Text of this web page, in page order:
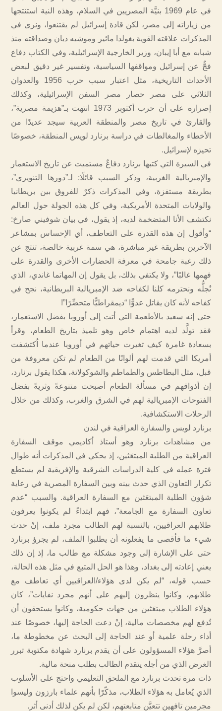
في عام 1969 بنيَّة المصريين في السلام، وهذه النية استنتجها
من زياراته إلى مصر، لكن قادة إسرائيل لم يقتنعوا، ونرى في
المذكرات علاقته القوية بغولدا مائير وموشيه ديان وصداقته منذ
شبابه مع أبا إيبان، وزير الخارجية الإسرائيلية، وفي الكتاب دفاع
فجٌّ عن إسرائيل ومواقفها السياسية، وتفسير غير دقيق لبعض
الأحداث التاريخية، مثل اعتبار سبب حرب 1956 والعدوان
الثلاثي على مصر حصار مصر السفن الإسرائيلية، وكذلك
إصراره على أن حرب أكتوبر 1973 انتهت بـ”هزيمة مصرية”،
والقارئ في تاريخ مصر والمنطقة العربية سيجد عديدًا من
الأخطاء والمغالطات في دراسة برنارد لويس المنطقة، خصوصًا
تحيزه لإسرائيل.
في السيرة التي كتبها برنارد دفاعٌ مستميت عن تاريخ الاستعمار
والإمبريالية الغربية، وذكر السبب قائلًا: لـ”دورها التنويري”،
بطريقة مستفزة، وفي المذكرات ذكرٌ للفروق بين بريطانيا
والولايات المتحدة الأمريكية، وفي كل هذه الجولة حول العالم
نكتشف الأنا المتضخمة لديه، إذ يقول، في بيان شوفيني صارخ:
“وأقول إن هذه القدرة على التعاطف، أي الإحساس بمشاعر
الآخرين بطريقة غير مباشرة، هي سمة غربية خالصة، تنتج عن
ذلك رغبة جامحة في معرفة الحضارات الأخرى والقدرة على
فهمها غالبًا”، ولا يكتفي بذلك، بل يقول إن المهاتما غاندي، الذي
نُجلُّه ونحترمه كلنا لكفاحه ضد الإمبريالية البريطانية، نجح في
كفاحه لأنه كان يقاتل عدوًّا “ديمقراطيًّا متحضِّرًا”!
حتى إنه سعيد بالأطعمة التي أتت إلى أوروبا بفضل الاستعمار،
فقد تولَّد لديه اهتمام خاص وهو تلميذ بتاريخ الطعام، وقرأ
بسعادة غامرة كيف تغيرت حياتهم في أوروبا عندما اُكتشفت
أمريكا التي قدمت لهم ألوانًا من الطعام لم تكن معروفة من
قبل، مثل البطاطس والطماطم والشوكولاتة، هكذا يقول برنارد،
إن أذواقهم في مسألة الطعام أصبحت متنوعةً وثريةً بفضل
الفتوحات الإمبريالية لهم في الشرق والغرب، وكذلك من خلال
الرحلات الاستكشافية.
برنارد لويس والسفارة العراقية في لندن
من مشاهدات برنارد وهو أستاذ أكاديمي موقف السفارة
العراقية من الطلبة المبتعَثين، إذ يحكي في المذكرات أنه طوال
فترة عمله في كلية الدراسات الشرقية والإفريقية لم يستطع
تكرار التعاون الذي حدث بينه وبين السفارة المصرية في رعاية
شؤون الطلبة المبتعَثين مع السفارة العراقية. والسبب “عدم
تعاون السفارة مع الجامعة”، فهم ابتداءً لم يكونوا يعرفون
طلابهم العراقيين، بالنسبة لهم الطالب مجرد ملف، إنْ حدث
شيء ما فأقصى ما يفعلونه أن يطلبوا الملف، لم يجرؤ برنارد
حتى على الإشارة إلى وجود مشكلة مع طالب ما، إذ إن ذلك
يعني إعادته إلى بغداد، وهذا هو الحل المتبع في مثل هذه الحالة،
حسب قوله، “لم يكن لدى هؤلاء/العراقيين أي تعاطف مع
طلابهم، وكانوا ينظرون إليهم على أنهم مجرد نفايات”، كان
هؤلاء الطلاب مبتعَثين من جهات حكومية، وكانوا يستحقون أن
تُدفع لهم مخصصات مالية، إنْ دعت الحاجة إليها، خصوصًا عند
أداء رحلة علمية أو عند الحاجة إلى البحث عن مخطوطة ما،
أصرَّ هؤلاء المسؤولون على أن يقدم برنارد شهادة مكتوبة تبرر
الغرض الذي من أجله يتقدم الطالب بطلب منحة مالية.
ذات مرة تحدث برنارد مع الملحق التعليمي واحتج على الأسلوب
الذي يُعامل به هؤلاء الطلاب، مذكّرًا بأنهم علماء بارزون وليسوا
مجرمين تافهين تتعيَّن متابعتهم، لكن لم يكن لذلك أدنى أثر.